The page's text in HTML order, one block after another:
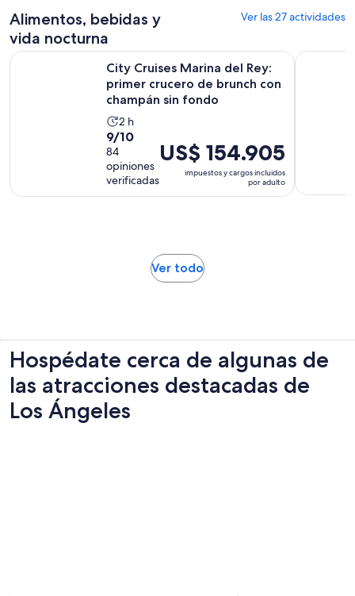
Alimentos, bebidas y
vida nocturna
Ver las 27 actividades
City Cruises Marina del Rey:
primer crucero de brunch con
champán sin fondo
La
actividad
dura
2
horas
2 h
9.0
de
10
con
9/10
84
opiniones
verificadas
El
precio
es
de
US$ 154.905
impuestos y cargos incluidos
por adulto
City Cruises Marina del Rey: primer crucero de brunch con
City
Ver todoSe
Hospédate cerca de algunas de
las atracciones destacadas de
Los Ángeles